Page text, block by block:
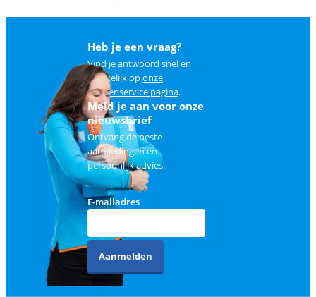
Heb je een vraag?
Vind je antwoord snel en
makkelijk oponze
klantenservice pagina.
Meld je aan voor onze
nieuwsbrief
Ontvang de beste
aanbiedingen en
persoonlijk advies.
E-mailadres
Aanmelden